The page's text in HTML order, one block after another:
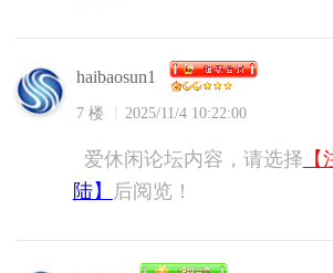
haibaosun1
7 楼 2025/11/4 10:22:00
爱休闲论坛内容，请选择 【
陆】
后阅览！